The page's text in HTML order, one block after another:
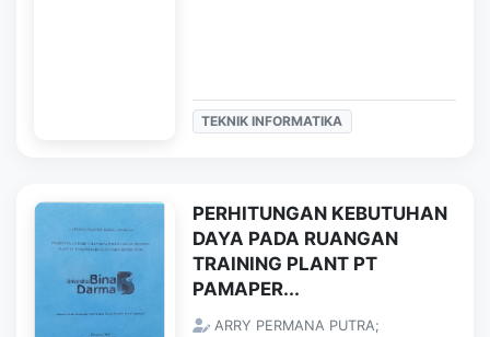
TEKNIK INFORMATIKA
PERHITUNGAN KEBUTUHAN
DAYA PADA RUANGAN
TRAINING PLANT PT
PAMAPER...
ARRY PERMANA PUTRA;